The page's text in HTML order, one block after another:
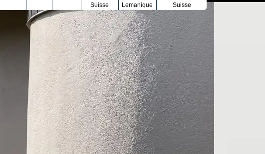
Suisse
Lemanique
Suisse